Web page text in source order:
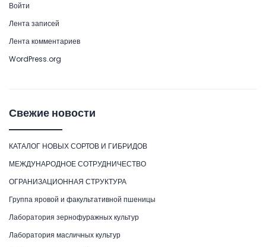
Войти
Лента записей
Лента комментариев
WordPress.org
Свежие новости
КАТАЛОГ НОВЫХ СОРТОВ И ГИБРИДОВ
МЕЖДУНАРОДНОЕ СОТРУДНИЧЕСТВО
ОГРАНИЗАЦИОННАЯ СТРУКТУРА
Группа яровой и факультативной пшеницы
Лаборатория зернофуражных культур
Лаборатория масличных культур